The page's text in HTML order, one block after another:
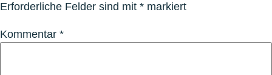
Erforderliche Felder sind mit * markiert
Kommentar *